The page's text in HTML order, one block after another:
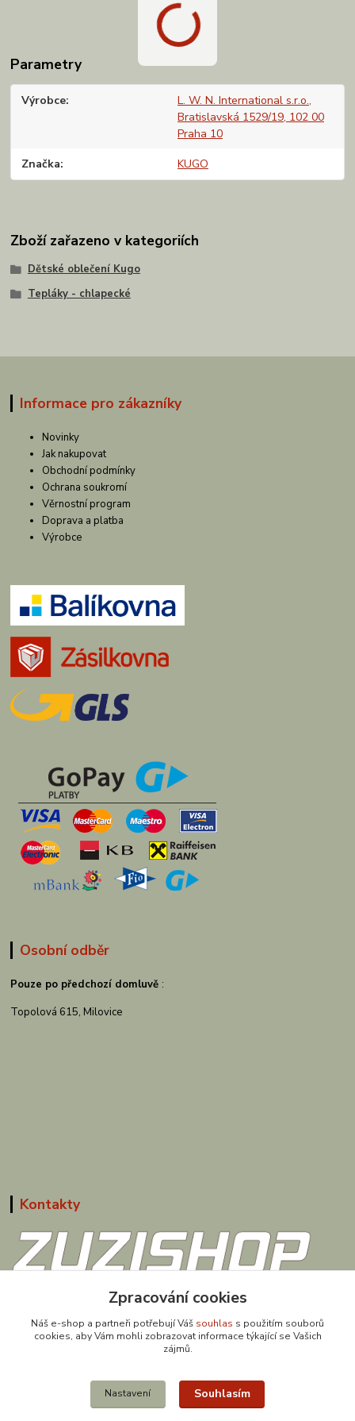
Parametry
Výrobce
L. W. N. International s.r.o.,
Bratislavská 1529/19, 102 00
Praha 10
Značka KUGO
Zboží zařazeno v kategoriích
Dětské oblečení Kugo
Tepláky - chlapecké
Informace pro zákazníky
Novinky
Jak nakupovat
Obchodní podmínky
Ochrana soukromí
Věrnostní program
Doprava a platba
Výrobce
Osobní odběr
Pouze po předchozí domluvě :
Topolová 615, Milovice
Kontakty
obchod@zuzishop.cz
Zpracování cookies
Náš e-shop a partneři potřebují Váš souhlas s použitím souborů
cookies, aby Vám mohli zobrazovat informace týkající se Vašich
zájmů.
Nastavení Souhlasím